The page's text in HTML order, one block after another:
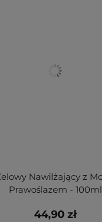
Nawilżający z
Prawoślazem - 100ml
44,90 zł